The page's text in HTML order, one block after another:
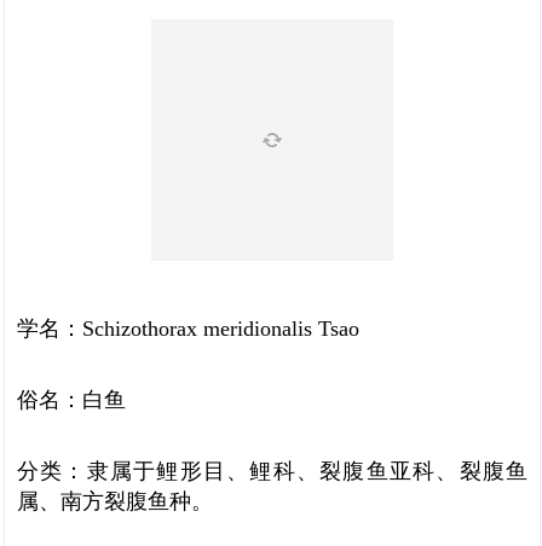
学名：Schizothorax meridionalis Tsao
俗名：白鱼
分类：隶属于鲤形目、鲤科、裂腹鱼亚科、裂腹鱼
属、南方裂腹鱼种。